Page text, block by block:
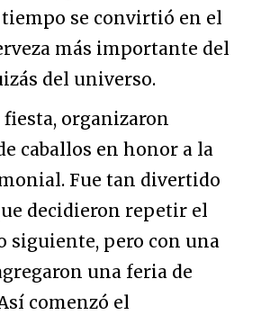
se convirtió en el
más importante del
del universo.
organizaron
caballos en honor a la
Fue tan divertido
decidieron repetir el
siguiente, pero con una
una feria de
comenzó el